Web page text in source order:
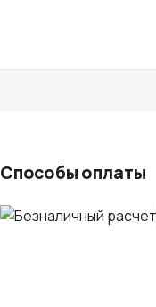
Способы оплаты